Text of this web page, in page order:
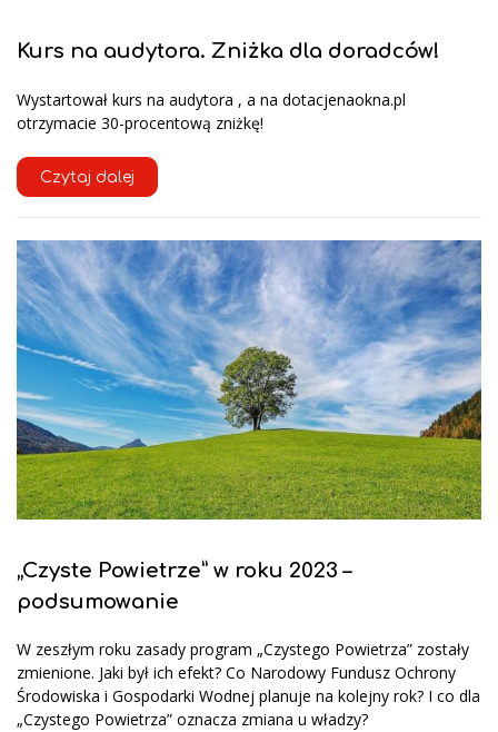
Kurs na audytora. Zniżka dla doradców!
Wystartował kurs na audytora , a na dotacjenaokna.pl
otrzymacie 30-procentową zniżkę!
Czytaj dalej
„Czyste Powietrze” w roku 2023 –
podsumowanie
W zeszłym roku zasady program „Czystego Powietrza” zostały
zmienione. Jaki był ich efekt? Co Narodowy Fundusz Ochrony
Środowiska i Gospodarki Wodnej planuje na kolejny rok? I co dla
„Czystego Powietrza” oznacza zmiana u władzy?